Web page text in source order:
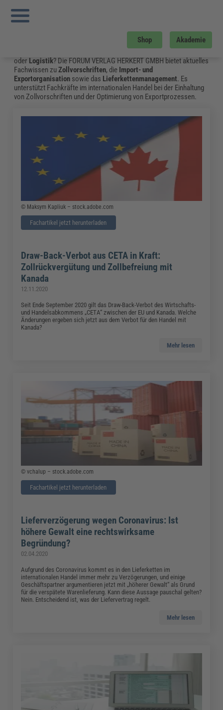
Shop Akademie
Sie sind hier:
Warenverkehrsbescheinigung Fuer Praeferenzbeguenstigte Lieferungen
7
oder Logistik? Die FORUM VERLAG HERKERT GMBH bietet aktuelles
Fachwissen zuZollvorschriften, die Import- und
Exportorganisation sowie das Lieferkettenmanagement. Es
unterstützt Fachkräfte im internationalen Handel bei der Einhaltung
von Zollvorschriften und der Optimierung von Exportprozessen.
© Maksym Kapliuk – stock.adobe.com
Fachartikel jetzt herunterladen
Draw-Back-Verbot aus CETA in Kraft:
Zollrückvergütung und Zollbefreiung mit
Kanada
12.11.2020
Seit Ende September 2020 gilt das Draw-Back-Verbot des Wirtschafts-
und Handelsabkommens „CETA“ zwischen der EU und Kanada. Welche
Änderungen ergeben sich jetzt aus dem Verbot für den Handel mit
Kanada?
Mehr lesen
© vchalup – stock.adobe.com
Fachartikel jetzt herunterladen
Lieferverzögerung wegen Coronavirus: Ist
höhere Gewalt eine rechtswirksame
Begründung?
02.04.2020
Aufgrund des Coronavirus kommt es in den Lieferketten im
internationalen Handel immer mehr zu Verzögerungen, und einige
Geschäftspartner argumentieren jetzt mit „höherer Gewalt“ als Grund
für die verspätete Warenlieferung. Kann diese Aussage pauschal gelten?
Nein. Entscheidend ist, was der Liefervertrag regelt.
Mehr lesen